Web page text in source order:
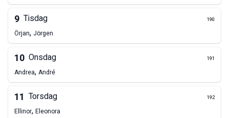
9 Tisdag 190
Örjan, Jörgen
10 Onsdag 191
Andrea, André
11 Torsdag 192
Ellinor, Eleonora